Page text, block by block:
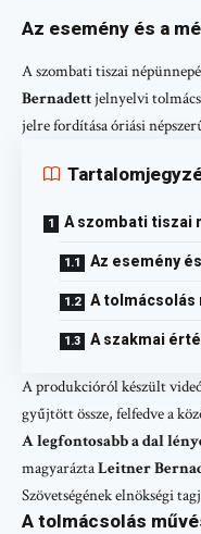
Az esemény és a
A szombati tiszai
Bernadettjelnyelvi
jelre fordítása óriási
A szombati tiszai
Az esemény
A tolmácsolás
A szakmai
A produkcióról készült
gyűjtött össze, felfedve a
A legfontosabb a dal
magyaráztaLeitner
Szövetségének elnökségi
A tolmácsolás